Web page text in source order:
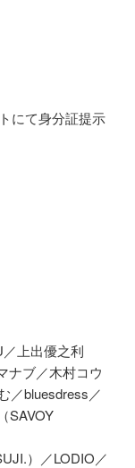
にて身分証提示
上出優之利
ナブ／木村コウ
／bluesdress／
SAVOY
）／LODIO／